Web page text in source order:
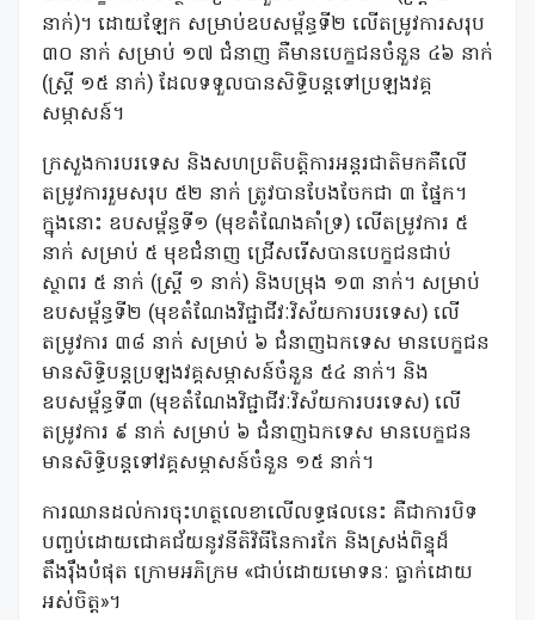
នាក់)។ ដោយឡែក សម្រាប់ឧបសម្ព័ន្ធទី២ លើតម្រូវការសរុប
៣០ នាក់ សម្រាប់ ១៧ ជំនាញ គឺមានបេក្ខជនចំនួន ៤៦ នាក់
(ស្រី្ត ១៥ នាក់) ដែលទទួលបានសិទ្ធិបន្តទៅប្រឡងវគ្គ
សម្ភាសន៍។
​ក្រសួងការបរទេស និងសហប្រតិបត្តិការអន្តរជាតិមកគឺលើ
តម្រូវការរួមសរុប ៥២ នាក់ ត្រូវបានបែងចែកជា ៣ ផ្នែក។
ក្នុងនោះ ឧបសម្ព័ន្ធទី១ (មុខតំណែងគាំទ្រ) លើតម្រូវការ ៥
នាក់ សម្រាប់ ៥ មុខជំនាញ ជ្រើសរើសបានបេក្ខជនជាប់
ស្ថាពរ ៥ នាក់ (ស្រ្តី ១ នាក់) និងបម្រុង ១៣ នាក់។ សម្រាប់
ឧបសម្ព័ន្ធទី២ (មុខតំណែងវិជ្ជាជីវៈវិស័យការបរទេស) លើ
តម្រូវការ ៣៨ នាក់ សម្រាប់ ៦ ជំនាញឯកទេស មានបេក្ខជន
មានសិទ្ធិបន្តប្រឡងវគ្គសម្ភាសន៍ចំនួន ៥៤ នាក់។ និង
ឧបសម្ព័ន្ធទី៣ (មុខតំណែងវិជ្ជាជីវៈវិស័យការបរទេស) លើ
តម្រូវការ ៩ នាក់ សម្រាប់ ៦ ជំនាញឯកទេស មានបេក្ខជន
មានសិទ្ធិបន្តទៅវគ្គសម្ភាសន៍ចំនួន ១៥ នាក់។
​ការឈានដល់ការចុះហត្ថលេខាលើលទ្ធផលនេះ គឺជាការបិទ
បញ្ចប់ដោយជោគជ័យនូវនីតិវិធីនៃការកែ និងស្រង់ពិន្ទុដ៏
តឹងរ៉ឹងបំផុត ក្រោមអភិក្រម «ជាប់ដោយមោទនៈ ធ្លាក់ដោយ
អស់ចិត្ត»។